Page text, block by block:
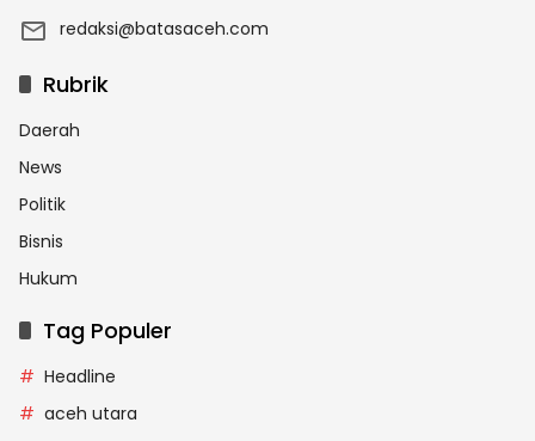
redaksi@batasaceh.com
Rubrik
Daerah
News
Politik
Bisnis
Hukum
Tag Populer
Headline
aceh utara